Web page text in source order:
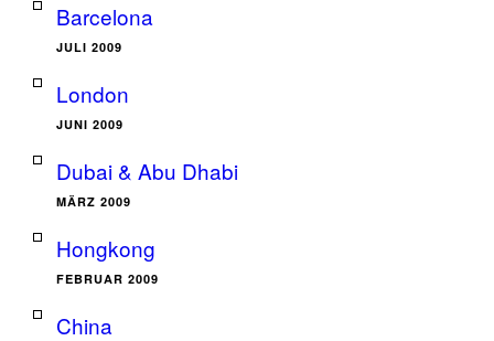
Barcelona
JULI 2009
London
JUNI 2009
Dubai & Abu Dhabi
MÄRZ 2009
Hongkong
FEBRUAR 2009
China